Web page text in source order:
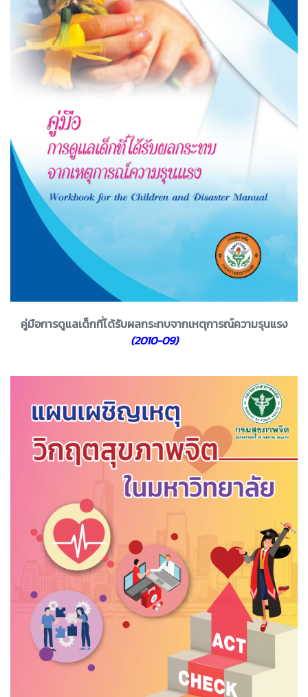
คู่มือการดูแลเด็กที่ได้รับผลกระทบจากเหตุการณ์ความรุนแรง
(2010-09)